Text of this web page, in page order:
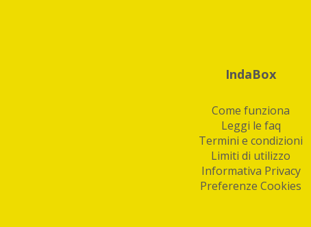
IndaBox
Come funziona
Leggi le faq
Termini e condizioni
Limiti di utilizzo
Informativa Privacy
Preferenze Cookies